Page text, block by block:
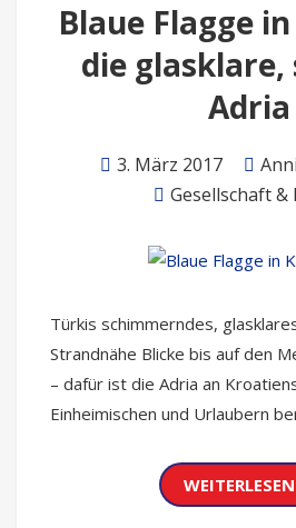
Blaue Flagge
die glasklare,
Adria
3. März 2017
Gesellschaft &
Türkis schimmerndes,
Strandnähe Blicke bis auf den
– dafür ist die Adria an
Einheimischen und Urlaubern
WEITERLESEN